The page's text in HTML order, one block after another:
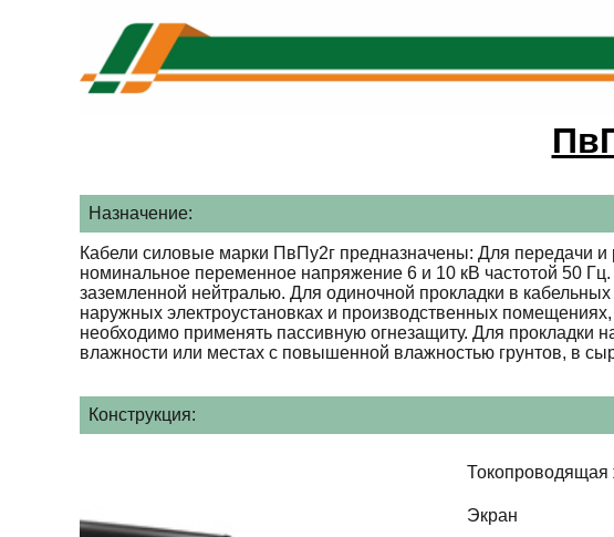
Назначение:
Кабели силовые марки ПвПу2г предназначены: Для передачи и
номинальное переменное напряжение 6 и 10 кВ частотой 50
заземленной нейтралью. Для одиночной прокладки в
наружных электроустановках и производственных
необходимо применять пассивную огнезащиту. Для прокладки
влажности или местах с повышенной влажностью грунтов, в
Конструкция:
Токопроводящая
Экран